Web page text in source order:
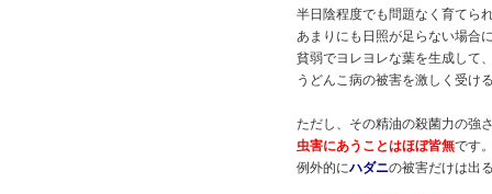
半日陰程度でも問題なく育てら
あまりにも日照が足らない場合
貧弱でヨレヨレな葉を生成して
うどんこ病の被害を激しく受け
ただし、その精油の殺菌力の強
虫害にあうことはほぼ皆無です
例外的にハダニの被害だけは出